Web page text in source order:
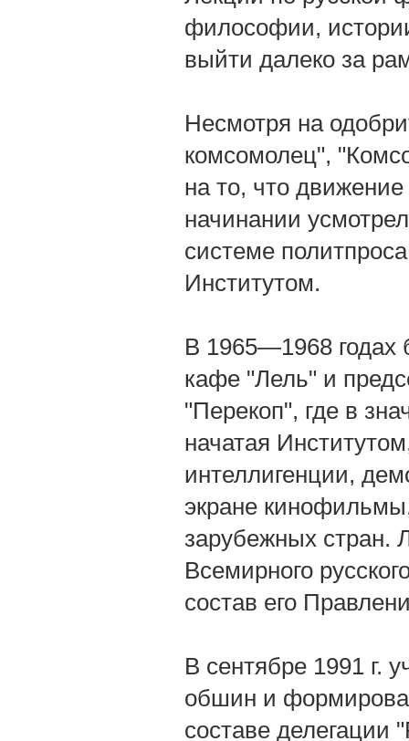
философии,
выйти далеко за
Несмотря на
комсомолец",
на то, что
начинании
системе
Институтом.
В 1965—1968 годах
кафе "Лель" и
"Перекоп", где в
начатая
интеллигенции,
экране
зарубежных стран.
Всемирного
состав его
В сентябре 1991 г.
обшин и
составе